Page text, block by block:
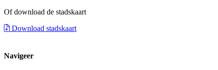
Of download de stadskaart
Download stadskaart
Navigeer